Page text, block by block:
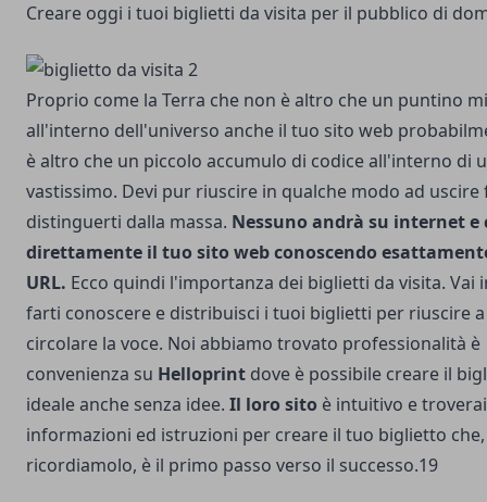
Creare oggi i tuoi biglietti da visita per il pubblico di
Proprio come la Terra che non è altro che un puntino
all'interno dell'universo anche il tuo sito web
è altro che un piccolo accumulo di codice all'interno di
vastissimo. Devi pur riuscire in qualche modo ad uscire
distinguerti dalla massa. Nessuno andrà su internet e
direttamente il tuo sito web conoscendo
URL. Ecco quindi l'importanza dei biglietti da visita. Vai
farti conoscere e distribuisci i tuoi biglietti per riuscire
circolare la voce. Noi abbiamo trovato professionalità è
convenienza su Helloprint dove è possibile creare il
ideale anche senza idee. Il loro sito è intuitivo e
informazioni ed istruzioni per creare il tuo biglietto che,
ricordiamolo, è il primo passo verso il successo.19